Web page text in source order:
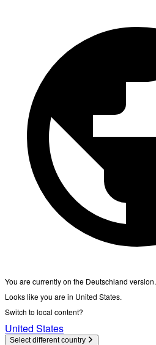
You are currently on the Deutschland version.
Looks like you are in United States.
Switch to local content?
United States
Select different country